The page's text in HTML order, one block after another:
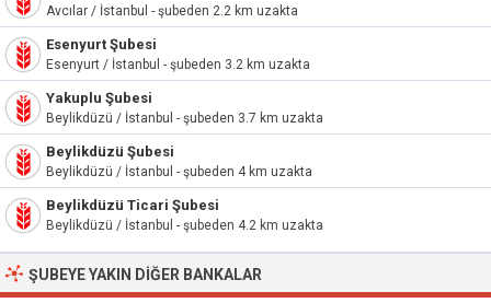
Avcılar / İstanbul - şubeden 2.2 km uzakta
Esenyurt Şubesi
Esenyurt / İstanbul - şubeden 3.2 km uzakta
Yakuplu Şubesi
Beylikdüzü / İstanbul - şubeden 3.7 km uzakta
Beylikdüzü Şubesi
Beylikdüzü / İstanbul - şubeden 4 km uzakta
Beylikdüzü Ticari Şubesi
Beylikdüzü / İstanbul - şubeden 4.2 km uzakta
ŞUBEYE YAKIN DIĞER BANKALAR